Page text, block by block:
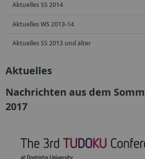
Aktuelles SS 2014
Aktuelles WS 2013-14
Aktuelles SS 2013 und älter
Aktuelles
Nachrichten aus dem
2017